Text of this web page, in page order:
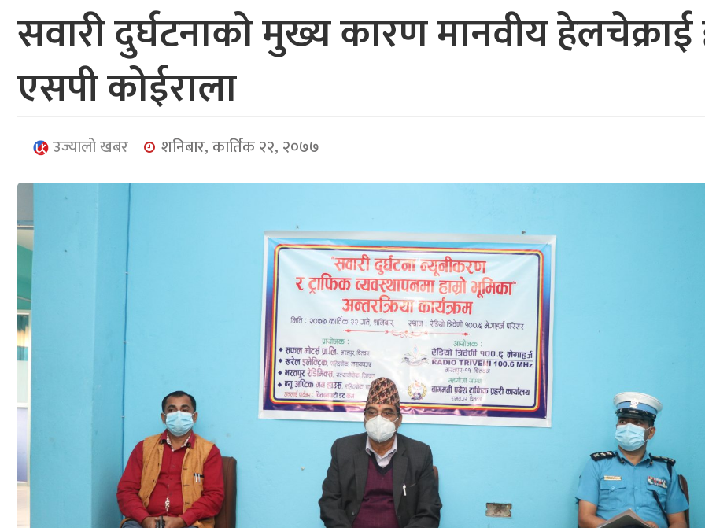
सवारी दुर्घटनाको मुख्य कारण मानवीय हेलचेक्राई
एसपी कोईराला
उज्यालो खबर शनिबार, कार्तिक २२, २०७७